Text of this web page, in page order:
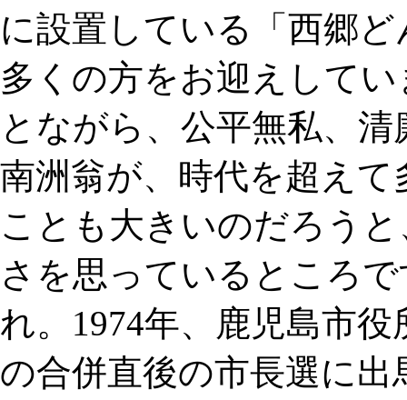
に設置している「西郷
多くの方をお迎えして
とながら、公平無私、
南洲翁が、時代を超え
ことも大きいのだろう
さを思っているところ
れ。1974年、鹿児島市
の合併直後の市長選に